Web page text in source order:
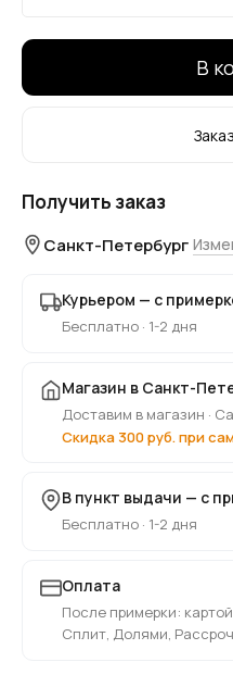
В
Получить заказ
Санкт-Петербург
Курьером — с
Бесплатно · 1-2 дня
Магазин в Санкт-
Доставим в магазин ·
Скидка 300 руб. при
В пункт выдачи — с
Бесплатно · 1-2 дня
Оплата
После примерки:
Сплит, Долями,